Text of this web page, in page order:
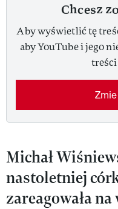
Chcesz
Aby wyświetlić tę
aby YouTube i jego
Michał
nastoletniej
zareagowała